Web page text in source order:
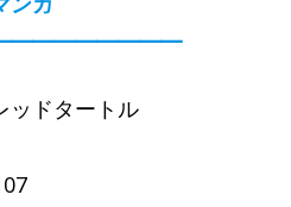
ッドタートル